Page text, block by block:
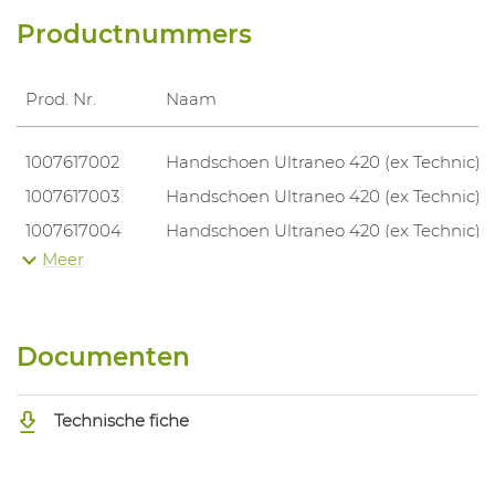
Productnummers
Prod. Nr. Naam
1007617002
Handschoen Ultraneo 420 (ex Technic)
1007617003
Handschoen Ultraneo 420 (ex Technic)
1007617004
Handschoen Ultraneo 420 (ex Technic)
1007617005
Meer
Documenten
Technische fiche